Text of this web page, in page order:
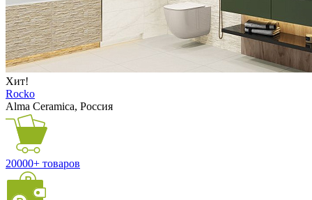
Хит!
Rocko
Alma Ceramica, Россия
20000+ товаров